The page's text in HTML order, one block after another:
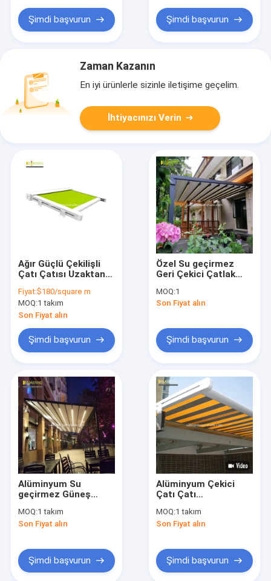
Şimdi başvurun Şimdi başvurun
Zaman Kazanın
En iyi ürünlerle sizinle iletişime geçelim.
İhtiyacınızı Verin
Ağır Güçlü Çekilişli
Çatı Çatısı Uzaktan
Çubuğu Su geçirmez
Çekilişli Pergola
Çatıları
Fiyat:$180/square m
MOQ:1 takım
Son Fiyat alın
Şimdi başvurun
Özel Su geçirmez
Geri Çekici Çatlak
Pergola Çatı Güneş
Çubuğu Sistemi
MOQ:1
Son Fiyat alın
Şimdi başvurun
Alüminyum Su
geçirmez Güneş
Pergola LED
Konservatuar Çatı
MOQ:1 takım
Son Fiyat alın
Şimdi başvurun
Alüminyum Çekici
Çatı Çatı
Çatı
MOQ:1 takım
Son Fiyat alın
Şimdi başvurun